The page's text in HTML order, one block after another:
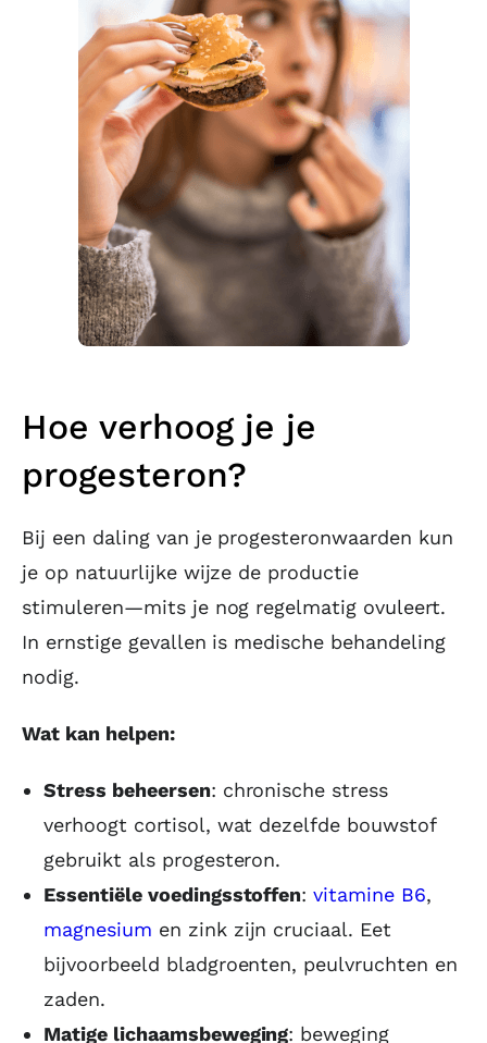
Hoe verhoog je je
progesteron?
Bij een daling van je progesteronwaarden kun
je op natuurlijke wijze de productie
stimuleren—mits je nog regelmatig ovuleert.
In ernstige gevallen is medische behandeling
nodig.
Wat kan helpen:
Stress beheersen: chronische stress
verhoogt cortisol, wat dezelfde bouwstof
gebruikt als progesteron.
Essentiële voedingsstoffen:vitamine B6,
magnesium en zink zijn cruciaal. Eet
bijvoorbeeld bladgroenten, peulvruchten en
zaden.
Matige lichaamsbeweging: beweging